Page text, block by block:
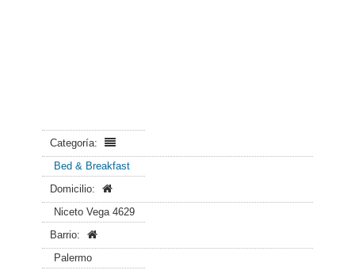
Categoría:
Bed & Breakfast
Domicilio:
Niceto Vega 4629
Barrio:
Palermo